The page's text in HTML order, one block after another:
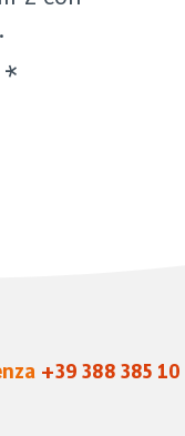
*
+39 388 385 10